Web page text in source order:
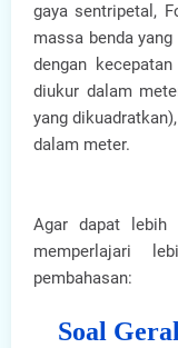
gaya sentripetal,
massa benda
dengan
diukur dalam
yang
dalam meter.
Agar dapat lebih
memperlajari
pembahasan:
Soal